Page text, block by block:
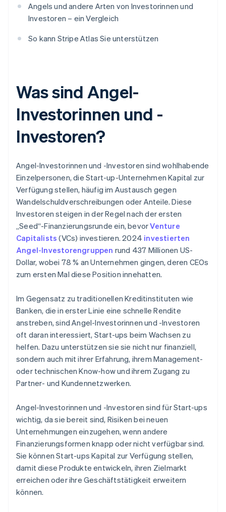
Angels und andere Arten von Investorinnen und
Investoren – ein Vergleich
So kann Stripe Atlas Sie unterstützen
Was sind Angel-
Investorinnen und -
Investoren?
Angel-Investorinnen und -Investoren sind wohlhabende
Einzelpersonen, die Start-up-Unternehmen Kapital zur
Verfügung stellen, häufig im Austausch gegen
Wandelschuldverschreibungen oder Anteile. Diese
Investoren steigen in der Regel nach der ersten
„Seed“-Finanzierungsrunde ein, bevorVenture
Capitalists (VCs) investieren. 2024 investierten
Angel-Investorengruppen rund 437 Millionen US-
Dollar, wobei 78 % an Unternehmen gingen, deren CEOs
zum ersten Mal diese Position innehatten.
Im Gegensatz zu traditionellen Kreditinstituten wie
Banken, die in erster Linie eine schnelle Rendite
anstreben, sind Angel-Investorinnen und -Investoren
oft daran interessiert, Start-ups beim Wachsen zu
helfen. Dazu unterstützen sie sie nicht nur finanziell,
sondern auch mit ihrer Erfahrung, ihrem Management-
oder technischen Know-how und ihrem Zugang zu
Partner- und Kundennetzwerken.
Angel-Investorinnen und -Investoren sind für Start-ups
wichtig, da sie bereit sind, Risiken bei neuen
Unternehmungen einzugehen, wenn andere
Finanzierungsformen knapp oder nicht verfügbar sind.
Sie können Start-ups Kapital zur Verfügung stellen,
damit diese Produkte entwickeln, ihren Zielmarkt
erreichen oder ihre Geschäftstätigkeit erweitern
können.